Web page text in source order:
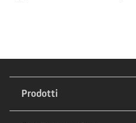
Prodotti